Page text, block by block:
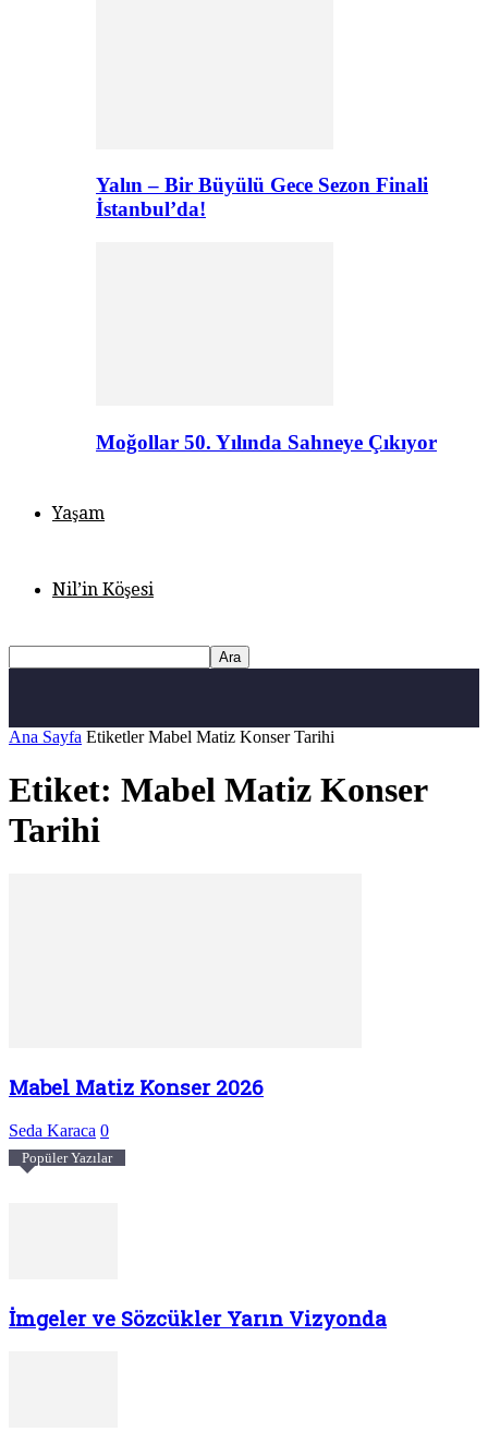
Yalın – Bir Büyülü Gece Sezon Finali
İstanbul’da!
Moğollar 50. Yılında Sahneye Çıkıyor
Yaşam
Nil’in Köşesi
Ana Sayfa Etiketler Mabel Matiz Konser Tarihi
Etiket: Mabel Matiz Konser
Tarihi
Mabel Matiz Konser 2026
Seda Karaca 0
Popüler Yazılar
İmgeler ve Sözcükler Yarın Vizyonda